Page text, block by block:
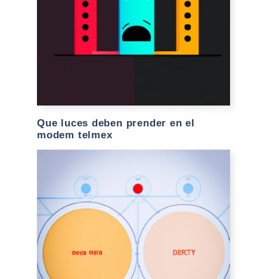
Que luces deben prender en el
modem telmex